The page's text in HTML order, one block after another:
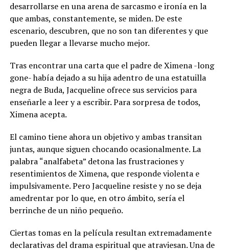
desarrollarse en una arena de sarcasmo e ironía en la
que ambas, constantemente, se miden. De este
escenario, descubren, que no son tan diferentes y que
pueden llegar a llevarse mucho mejor.
Tras encontrar una carta que el padre de Ximena -long
gone- había dejado a su hija adentro de una estatuilla
negra de Buda, Jacqueline ofrece sus servicios para
enseñarle a leer y a escribir. Para sorpresa de todos,
Ximena acepta.
El camino tiene ahora un objetivo y ambas transitan
juntas, aunque siguen chocando ocasionalmente. La
palabra “analfabeta” detona las frustraciones y
resentimientos de Ximena, que responde violenta e
impulsivamente. Pero Jacqueline resiste y no se deja
amedrentar por lo que, en otro ámbito, sería el
berrinche de un niño pequeño.
Ciertas tomas en la película resultan extremadamente
declarativas del drama espiritual que atraviesan. Una de